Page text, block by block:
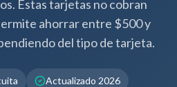
Estas tarjetas no cobran
ahorrar entre $500 y
del tipo de tarjeta.
Actualizado 2026